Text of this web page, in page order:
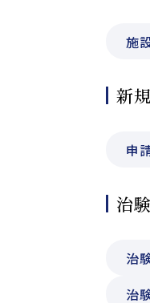
施
新
申
治
治
治